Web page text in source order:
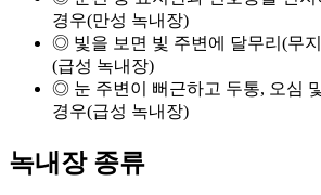
경우(만성 녹내장)
◎ 빛을 보면 빛 주변에 달무리(무
(급성 녹내장)
◎ 눈 주변이 뻐근하고 두통, 오심
경우(급성 녹내장)
녹내장 종류